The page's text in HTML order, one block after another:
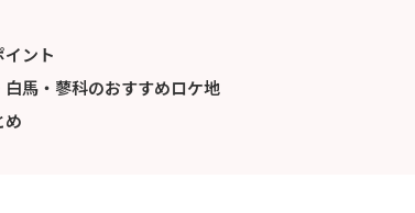
ント
馬・蓼科のおすすめロケ地
め